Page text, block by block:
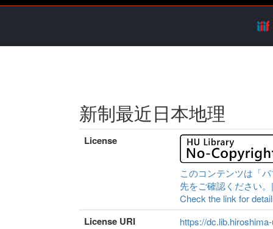
新制最近日本地理
License
このコンテンツは「
先をご確認ください
Check the link for
License URI https://